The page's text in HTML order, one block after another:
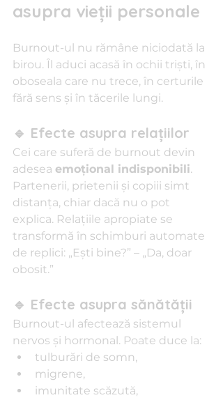
asupra vieții personale
Burnout-ul nu rămâne niciodată la
birou. Îl aduci acasă în ochii triști, în
oboseala care nu trece, în certurile
fără sens și în tăcerile lungi.
🔹 Efecte asupra relațiilor
Cei care suferă de burnout devin
adesea emoțional indisponibili.
Partenerii, prietenii și copiii simt
distanța, chiar dacă nu o pot
explica. Relațiile apropiate se
transformă în schimburi automate
de replici: „Ești bine?” – „Da, doar
obosit.”
🔹 Efecte asupra sănătății
Burnout-ul afectează sistemul
nervos și hormonal. Poate duce la:
tulburări de somn,
migrene,
imunitate scăzută,